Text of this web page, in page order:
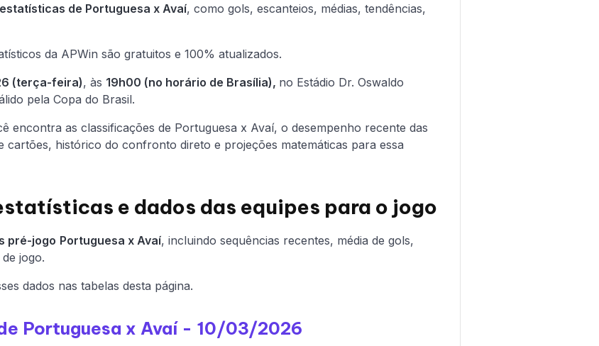
estatísticas de Portuguesa x Avaí, como gols, escanteios, médias, tendências,
da APWin são gratuitos e 100% atualizados.
(terça-feira), às 19h00 (no horário de Brasília), no Estádio Dr. Oswaldo
pela Copa do Brasil.
encontra as classificações de Portuguesa x Avaí, o desempenho recente das
cartões, histórico do confronto direto e projeções matemáticas para essa
e dados das equipes para o jogo
pré-jogo Portuguesa x Avaí, incluindo sequências recentes, média de gols,
jogo.
dados nas tabelas desta página.
Portuguesa x Avaí - 10/03/2026